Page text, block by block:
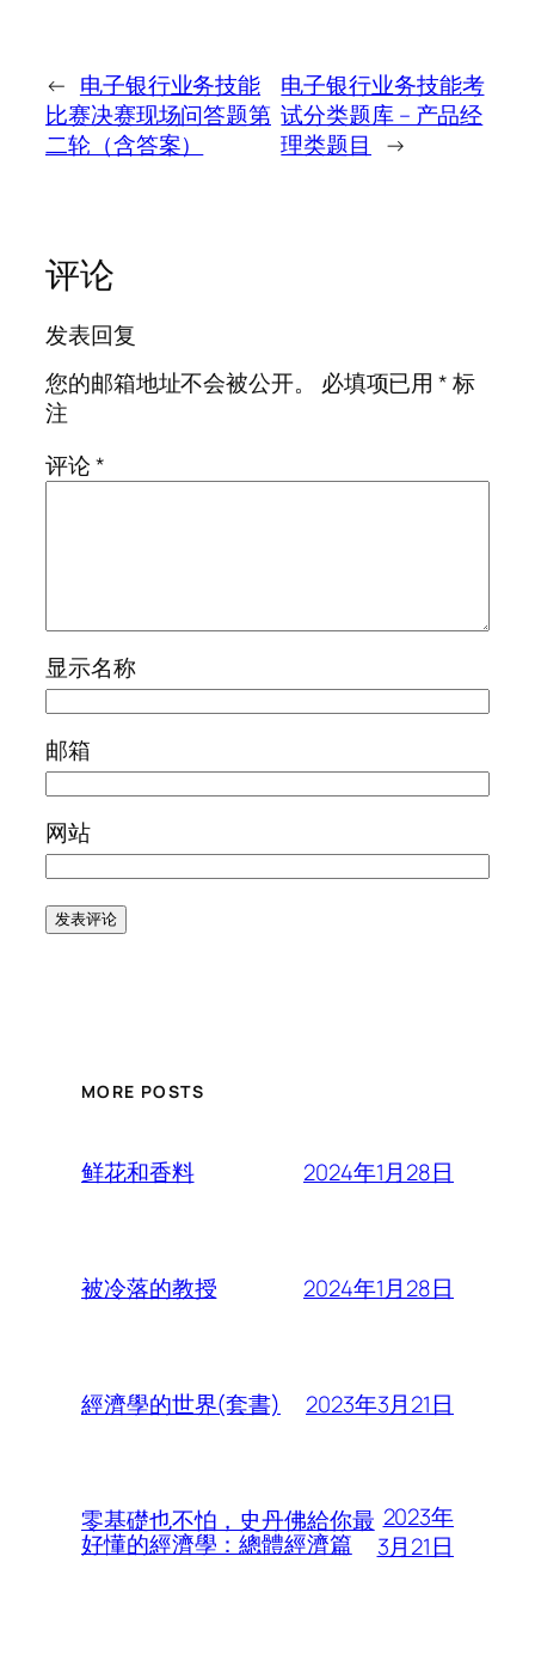
← 电子银行业务技能
比赛决赛现场问答题第
二轮（含答案）
电子银行业务技能考
试分类题库 – 产品经
理类题目
→
评论
发表回复
您的邮箱地址不会被公开。
必填项已用*标
注
评论*
显示名称
邮箱
网站
MORE POSTS
鲜花和香料 2024年1月28日
被冷落的教授 2024年1月28日
經濟學的世界(套書) 2023年3月21日
零基礎也不怕，史丹佛給你最
好懂的經濟學：總體經濟篇
2023年
3月21日